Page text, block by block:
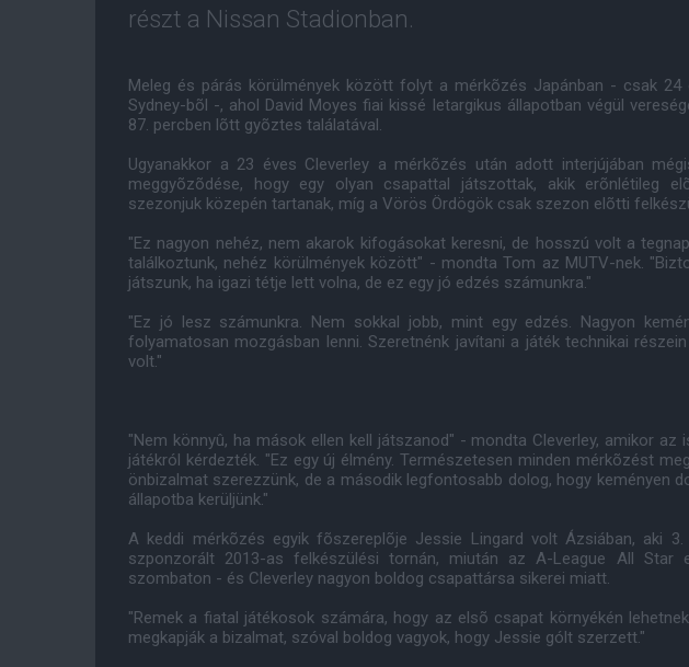
részt a Nissan Stadionban.
Meleg és párás körülmények között folyt a mérkõzés Japánban - csak 24
Sydney-bõl -, ahol David Moyes fiai kissé letargikus állapotban végül
87. percben lõtt gyõztes találatával.
Ugyanakkor a 23 éves Cleverley a mérkõzés után adott interjújában
meggyõzõdése, hogy egy olyan csapattal játszottak, akik erõnlétileg
szezonjuk közepén tartanak, míg a Vörös Ördögök csak szezon elõtti
"Ez nagyon nehéz, nem akarok kifogásokat keresni, de hosszú volt a
találkoztunk, nehéz körülmények között" - mondta Tom az MUTV-nek.
játszunk, ha igazi tétje lett volna, de ez egy jó edzés számunkra."
"Ez jó lesz számunkra. Nem sokkal jobb, mint egy edzés. Nagyon
folyamatosan mozgásban lenni. Szeretnénk javítani a játék technikai
volt."
"Nem könnyû, ha mások ellen kell játszanod" - mondta Cleverley, amikor az
játékról kérdezték. "Ez egy új élmény. Természetesen minden mérkõzést
önbizalmat szerezzünk, de a második legfontosabb dolog, hogy keményen
állapotba kerüljünk."
A keddi mérkõzés egyik fõszereplõje Jessie Lingard volt Ázsiában, aki
szponzorált 2013-as felkészülési tornán, miután az A-League All Star
szombaton - és Cleverley nagyon boldog csapattársa sikerei miatt.
"Remek a fiatal játékosok számára, hogy az elsõ csapat környékén
megkapják a bizalmat, szóval boldog vagyok, hogy Jessie gólt szerzett."